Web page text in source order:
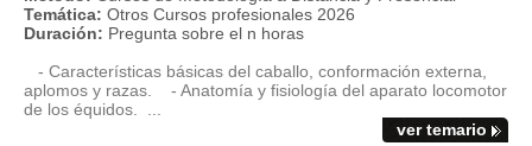
Temática: Otros Cursos profesionales 2026
Duración: Pregunta sobre el n horas
- Características básicas del caballo, conformación externa,
aplomos y razas. - Anatomía y fisiología del aparato locomotor
de los équidos. ...
ver temario